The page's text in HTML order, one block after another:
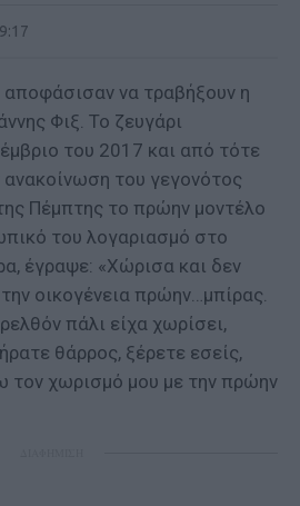
να τραβήξουν η
Φιξ. Το ζευγάρι
του 2017 και από τότε
ανακοίνωση του γεγονότος
Πέμπτης το πρώην μοντέλο
του λογαριασμό στο
έγραψε: «Χώρισα και δεν
οικογένεια πρώην…μπίρας.
πάλι είχα χωρίσει,
θάρρος, ξέρετε εσείς,
τον χωρισμό μου με την πρώην